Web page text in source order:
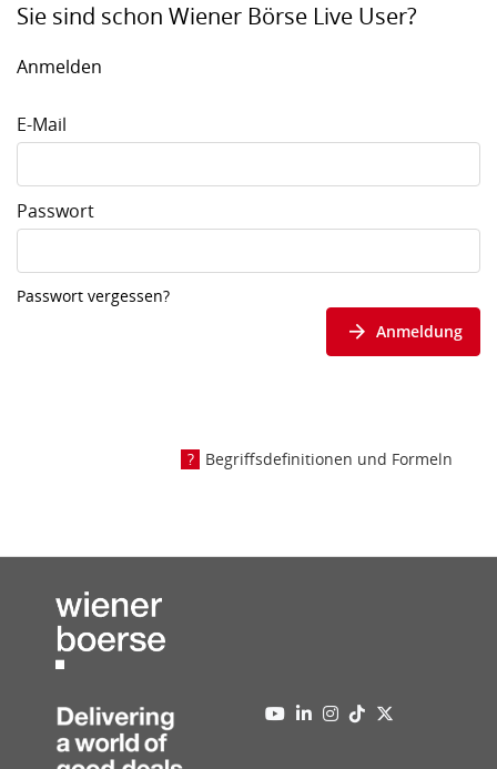
Sie sind schon Wiener Börse Live User?
Anmelden
E-Mail
Passwort
Passwort vergessen?
Anmeldung
Begriffsdefinitionen und Formeln